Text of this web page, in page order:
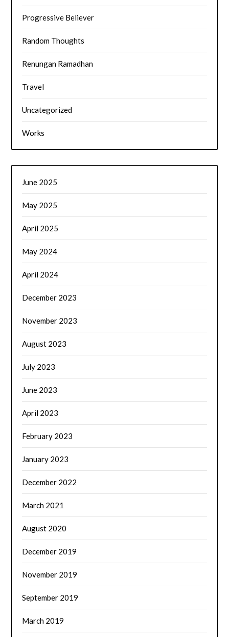
Progressive Believer
Random Thoughts
Renungan Ramadhan
Travel
Uncategorized
Works
June 2025
May 2025
April 2025
May 2024
April 2024
December 2023
November 2023
August 2023
July 2023
June 2023
April 2023
February 2023
January 2023
December 2022
March 2021
August 2020
December 2019
November 2019
September 2019
March 2019